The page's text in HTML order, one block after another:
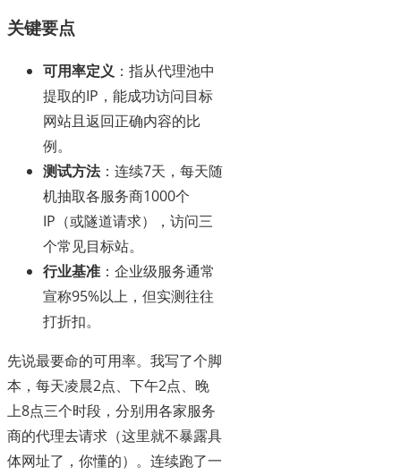
关键要点
可用率定义 ：指从代理池中
提取的IP，能成功访问目标
网站且返回正确内容的比
例。
测试方法：连续7天，每天随
机抽取各服务商1000个
IP（或隧道请求），访问三
个常见目标站。
行业基准 ：企业级服务通常
宣称95%以上，但实测往往
打折扣。
先说最要命的可用率。我写了个脚
本，每天凌晨2点、下午2点、晚
上8点三个时段，分别用各家服务
商的代理去请求（这里就不暴露具
体网址了，你懂的）。连续跑了一